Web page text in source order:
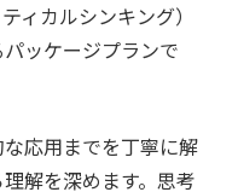
ィカルシンキング）
ッケージプランで
応用までを丁寧に解
解を深めます。思考